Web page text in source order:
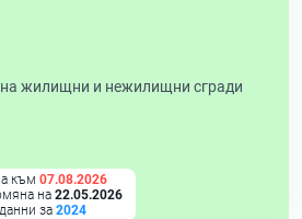
на жилищни и нежилищни сгради
към 07.08.2026
на 22.05.2026
за 2024